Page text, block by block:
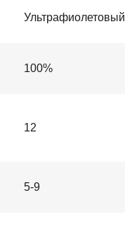
Ультрафиолетовый
100%
12
5-9